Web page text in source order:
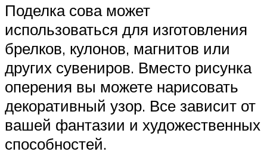
Поделка сова может
использоваться для изготовления
брелков, кулонов, магнитов или
других сувениров. Вместо рисунка
оперения вы можете нарисовать
декоративный узор. Все зависит от
вашей фантазии и художественных
способностей.